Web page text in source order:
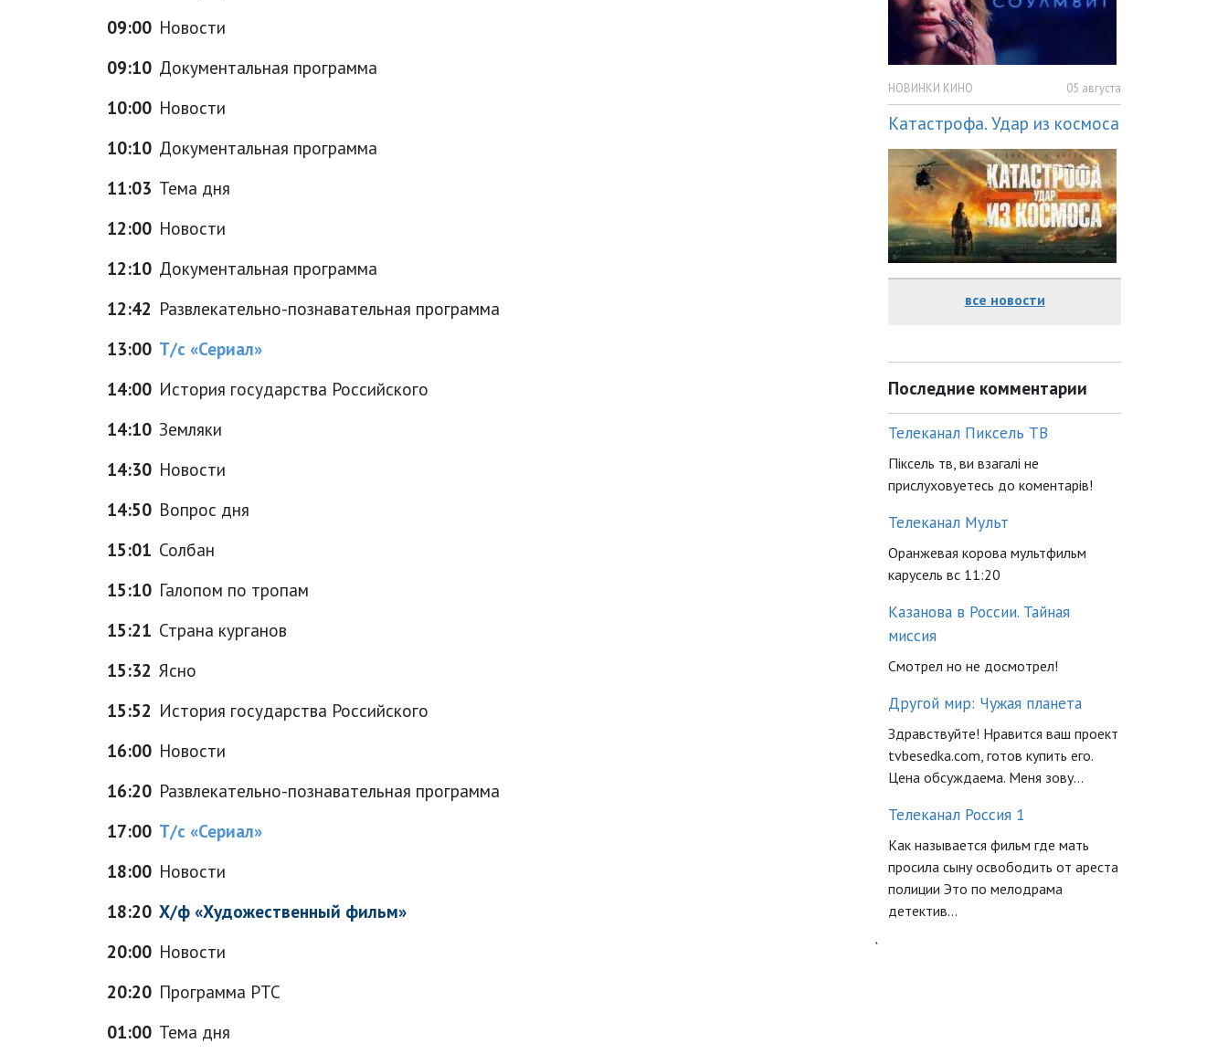
09:00 Новости
09:10 Документальная программа
10:00 Новости
10:10 Документальная программа
11:03 Тема дня
12:00 Новости
12:10 Документальная программа
12:42 Развлекательно-познавательная программа
13:00 Т/с «Сериал»
14:00 История государства Российского
14:10 Земляки
14:30 Новости
14:50 Вопрос дня
15:01 Солбан
15:10 Галопом по тропам
15:21 Страна курганов
15:32 Ясно
15:52 История государства Российского
16:00 Новости
16:20 Развлекательно-познавательная программа
17:00 Т/с «Сериал»
18:00 Новости
18:20 Х/ф «Художественный фильм»
20:00 Новости
20:20 Программа РТС
01:00 Тема дня
НОВИНКИ КИНО 05 августа
Катастрофа. Удар из космоса
все новости
Последние комментарии
Телеканал Пиксель ТВ
Піксель тв, ви взагалі не
прислуховуетесь до коментарів!
Телеканал Мульт
Оранжевая корова мультфильм
карусель вс 11:20
Казанова в России. Тайная
миссия
Смотрел но не досмотрел!
Другой мир: Чужая планета
Здравствуйте! Нравится ваш проект
tvbesedka.com, готов купить его.
Цена обсуждаема. Меня зову...
Телеканал Россия 1
Как называется фильм где мать
просила сыну освободить от ареста
полиции Это по мелодрама
детектив...
`